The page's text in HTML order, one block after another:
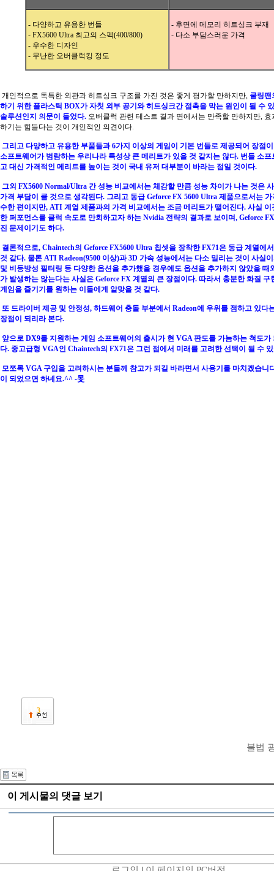
- 다양하고 유용한 번들
- FX5600 Ultra 최고의 스펙(400/800)
- 우수한 디자인
- 무난한 오버클럭킹 정도
- 후면에 메모리 히트싱크 부재
- 다소 부담스러운 가격
개인적으로 독특한 외관과 히트싱크 구조를 가진 것은 좋게 평가할 만하지만, 쿨링팬
하기 위한 플라스틱 BOX가 자칫 외부 공기와 히트싱크간 접촉을 막는 원인이 될 수
솔루션인지 의문이 들었다. 오버클럭 관련 테스트 결과 면에서는 만족할 만하지만,
하기는 힘들다는 것이 개인적인 의견이다.
그리고 다양하고 유용한 부품들과 6가지 이상의 게임이 기본 번들로 제공되어 장점
소프트웨어가 범람하는 우리나라 특성상 큰 메리트가 있을 것 같지는 않다. 번들 소
고 대신 가격적인 메리트를 높이는 것이 국내 유저 대부분이 바라는 점일 것이다.
그외 FX5600 Normal/Ultra 간 성능 비교에서는 체감할 만큼 성능 차이가 나는 것은
가격 부담이 클 것으로 생각된다. 그리고 동급 Geforce FX 5600 Ultra 제품으로서는
수한 편이지만, ATI 계열 제품과의 가격 비교에서는 조금 메리트가 떨어진다. 사실
한 퍼포먼스를 클럭 속도로 만회하고자 하는 Nvidia 전략의 결과로 보이며, Geforce
진 문제이기도 하다.
결론적으로, Chaintech의 Geforce FX5600 Ultra 칩셋을 장착한 FX71은 동급 계열에
것 같다. 물론 ATI Radeon(9500 이상)과 3D 가속 성능에서는 다소 밀리는 것이 사실
및 비등방성 필터링 등 다양한 옵션을 추가했을 경우에도 옵션을 추가하지 않았을 때
가 발생하는 않는다는 사실은 Geforce FX 계열의 큰 장점이다. 따라서 충분한 화질 구
게임을 즐기기를 원하는 이들에게 알맞을 것 같다.
또 드라이버 제공 및 안정성, 하드웨어 충돌 부분에서 Radeon에 우위를 점하고 있다
장점이 되리라 본다.
앞으로 DX9를 지원하는 게임 소프트웨어의 출시가 현 VGA 판도를 가늠하는 척도가
다. 중고급형 VGA인 Chaintech의 FX71은 그런 점에서 미래를 고려한 선택이 될 수
모쪼록 VGA 구입을 고려하시는 분들께 참고가 되길 바라면서 사용기를 마치겠습니
이 되었으면 하네요.^^ -旻
3
불법
이 게시물의 댓글 보기